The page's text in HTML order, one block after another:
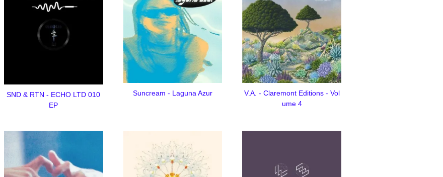
SND & RTN - ECHO LTD 010
EP
Suncream - Laguna Azur
V.A. - Claremont Editions - Vol
ume 4